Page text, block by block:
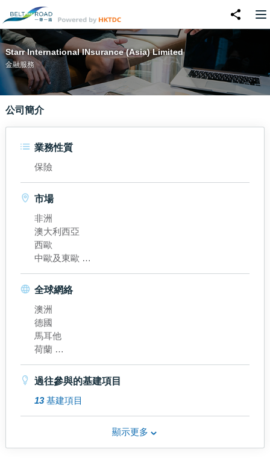
Starr International INsurance (Asia) Limited
金融服務
公司簡介
業務性質
保險
市場
非洲
澳大利西亞
西歐
中歐及東歐
北美
拉丁美洲
南亞洲
中亞洲
東南亞
東北亞
中國內地
中東
香港
全球網絡
澳洲
德國
馬耳他
荷蘭
挪威
西班牙
瑞士
英國
俄羅斯
過往參與的基建項目
13 基建項目
顯示更多